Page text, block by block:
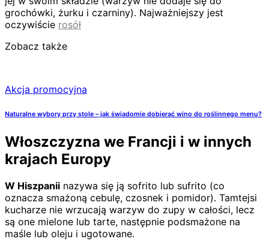
grochówki, żurku i czarniny). Najważniejszy jest
oczywiście rosół
Zobacz także
Akcja promocyjna
Naturalne wybory przy stole – jak świadomie dobierać wino do roślinnego menu?
Włoszczyzna we Francji i w innych
krajach Europy
W Hiszpanii nazywa się ją sofrito lub sufrito (co
oznacza smażoną cebulę, czosnek i pomidor). Tamtejsi
kucharze nie wrzucają warzyw do zupy w całości, lecz
są one mielone lub tarte, następnie podsmażone na
maśle lub oleju i ugotowane.